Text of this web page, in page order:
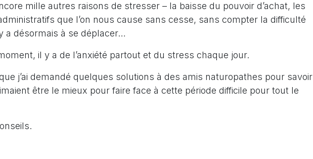
mille autres raisons de stresser – la baisse du pouvoir d’achat, les
que l’on nous cause sans cesse, sans compter la difficulté
a désormais à se déplacer…
il y a de l’anxiété partout et du stress chaque jour.
j’ai demandé quelques solutions à des amis naturopathes pour savoir
être le mieux pour faire face à cette période difficile pour tout le